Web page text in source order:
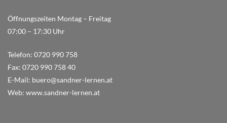
Öffnungszeiten Montag – Freitag
07:00 – 17:30 Uhr
Telefon: 0720 990 758
Fax: 0720 990 758 40
E-Mail: buero@sandner-lernen.at
Web: www.sandner-lernen.at